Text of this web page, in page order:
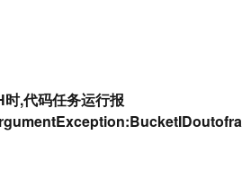
,代码任务运行报